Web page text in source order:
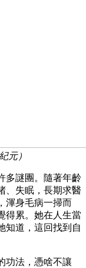
元）
多謎團。隨著年齡
、失眠，長期求醫
渾身毛病一掃而
得累。她在人生當
知道，這回找到自
功法，憑啥不讓